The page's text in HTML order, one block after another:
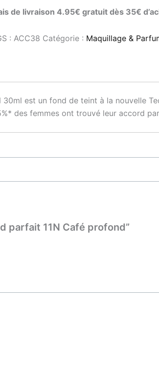
de livraison 4.95€ gratuit dès 35€
: ACC38 Catégorie : Maquillage &
est un fond de teint à la nouvelle
des femmes ont trouvé leur accord
parfait 11N Café profond”